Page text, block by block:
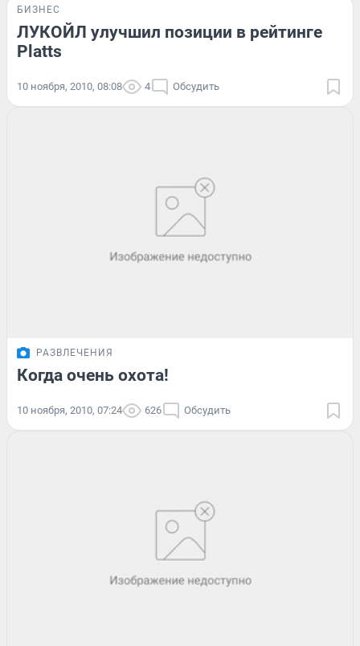
БИЗНЕС
ЛУКОЙЛ улучшил позиции в рейтинге
Platts
10 ноября, 2010, 08:08 4 Обсудить
РАЗВЛЕЧЕНИЯ
Когда очень охота!
10 ноября, 2010, 07:24 626 Обсудить